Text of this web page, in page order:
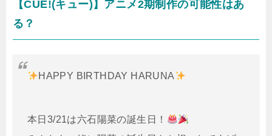
【CUE!(キュー)】アニメ2期制作の可能性はあ
る？
HAPPY BIRTHDAY HARUNA
本日3/21は六石陽菜の誕生日！